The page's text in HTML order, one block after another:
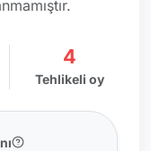
4
Tehlikeli oy